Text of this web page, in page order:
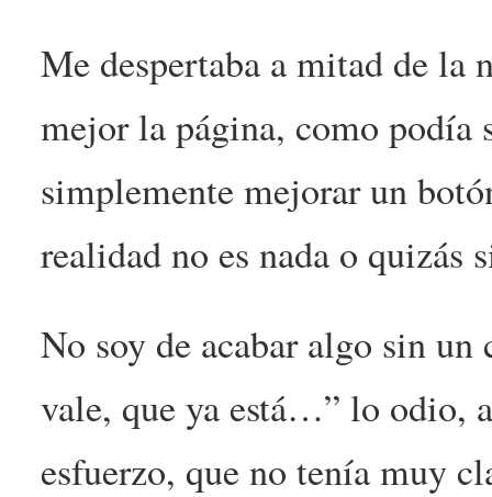
Me despertaba a mitad de la
mejor la página, como podía
simplemente mejorar un
realidad no es nada o quizás
No soy de acabar algo sin un
vale, que ya está…” lo odio,
esfuerzo, que no tenía muy